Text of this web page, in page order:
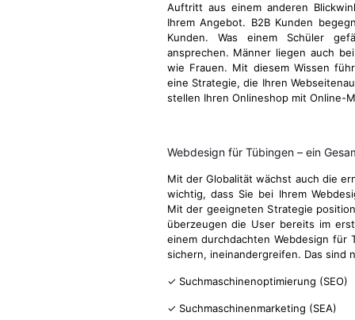
Auftritt aus einem anderen
Ihrem Angebot. B2B Kunden
Kunden. Was einem Schüler
ansprechen. Männer liegen auch
wie Frauen. Mit diesem Wissen
eine Strategie, die Ihren
stellen Ihren Onlineshop mit Online-
Webdesign für Tübingen – ein
Mit der Globalität wächst auch die
wichtig, dass Sie bei Ihrem
Mit der geeigneten Strategie
überzeugen die User bereits im
einem durchdachten Webdesign für
sichern, ineinandergreifen. Das sind
✓ Suchmaschinenoptimierung (SEO)
✓ Suchmaschinenmarketing (SEA)